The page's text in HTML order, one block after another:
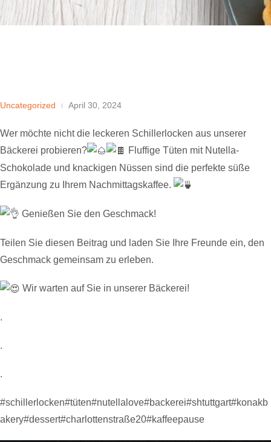
Uncategorized April 30, 2024
Wer möchte nicht die leckeren Schillerlocken aus unserer
Bäckerei probieren?
Fluffige Tüten mit Nutella-
Schokolade und knackigen Nüssen sind die perfekte süße
Ergänzung zu Ihrem Nachmittagskaffee.
Genießen Sie den Geschmack!
Teilen Sie diesen Beitrag und laden Sie Ihre Freunde ein, den
Geschmack gemeinsam zu erleben.
Wir warten auf Sie in unserer Bäckerei!
.
.
.
#schillerlocken#tüten#nutellalove#backerei#shtuttgart#konakb
akery#dessert#charlottenstraße20#kaffeepause